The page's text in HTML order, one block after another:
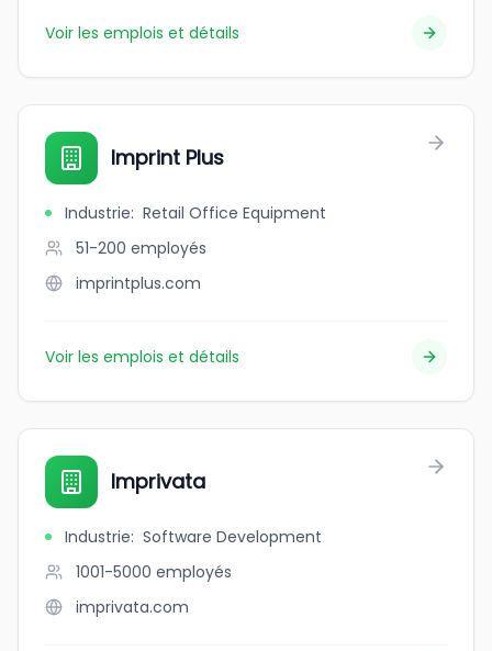
Voir les emplois et détails
Imprint Plus
Industrie: Retail Office Equipment
51-200 employés
imprintplus.com
Voir les emplois et détails
Imprivata
Industrie: Software Development
1001-5000 employés
imprivata.com